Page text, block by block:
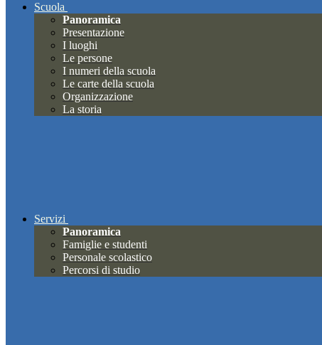
Scuola
Panoramica
Presentazione
I luoghi
Le persone
I numeri della scuola
Le carte della scuola
Organizzazione
La storia
Servizi
Panoramica
Famiglie e studenti
Personale scolastico
Percorsi di studio